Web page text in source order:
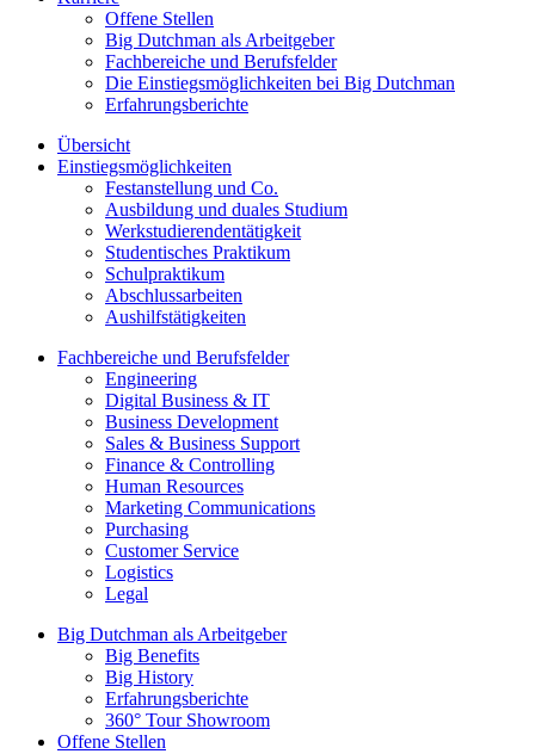
Offene Stellen
Big Dutchman als Arbeitgeber
Fachbereiche und Berufsfelder
Die Einstiegsmöglichkeiten bei Big Dutchman
Erfahrungsberichte
Übersicht
Einstiegsmöglichkeiten
Festanstellung und Co.
Ausbildung und duales Studium
Werkstudierendentätigkeit
Studentisches Praktikum
Schulpraktikum
Abschlussarbeiten
Aushilfstätigkeiten
Fachbereiche und Berufsfelder
Engineering
Digital Business & IT
Business Development
Sales & Business Support
Finance & Controlling
Human Resources
Marketing Communications
Purchasing
Customer Service
Logistics
Legal
Big Dutchman als Arbeitgeber
Big Benefits
Big History
Erfahrungsberichte
360° Tour Showroom
Offene Stellen